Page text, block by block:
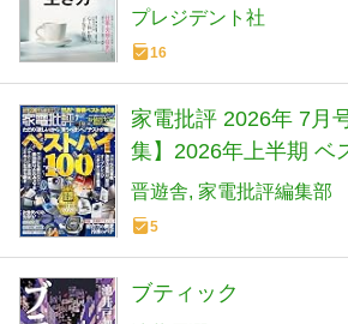
プレジデント社
16
家電批評 2026年 7
集】2026年上半期 ベ
晋遊舎 家電批評編集部
5
ブティック